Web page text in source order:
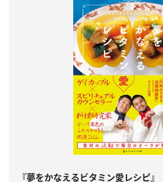
『夢をかなえるビタミン愛レシピ』